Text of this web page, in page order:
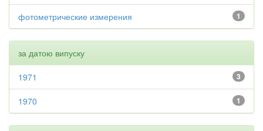
1
фотометрические измерения
за датою випуску
3
1971
1
1970